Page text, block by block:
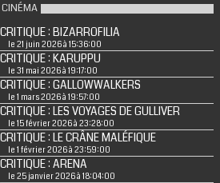
CINÉMA
CRITIQUE : BIZARROFILIA
le 21 juin 2026 à 15:36:00
CRITIQUE : KARUPPU
le 31 mai 2026 à 19:17:00
CRITIQUE : GALLOWWALKERS
le 1 mars 2026 à 19:57:00
CRITIQUE : LES VOYAGES DE GULLIVER
le 15 février 2026 à 23:28:00
CRITIQUE : LE CRÂNE MALÉFIQUE
le 1 février 2026 à 23:59:00
CRITIQUE : ARENA
le 25 janvier 2026 à 18:04:00